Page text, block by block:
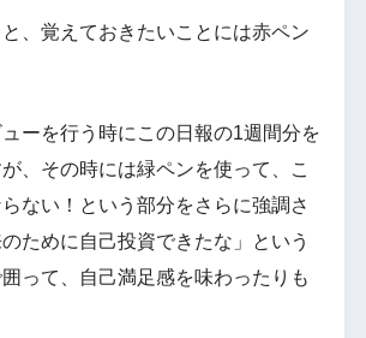
、覚えておきたいことには赤ペン
ーを行う時にこの日報の1週間分を
、その時には緑ペンを使って、こ
ない！という部分をさらに強調さ
ために自己投資できたな」という
って、自己満足感を味わったりも